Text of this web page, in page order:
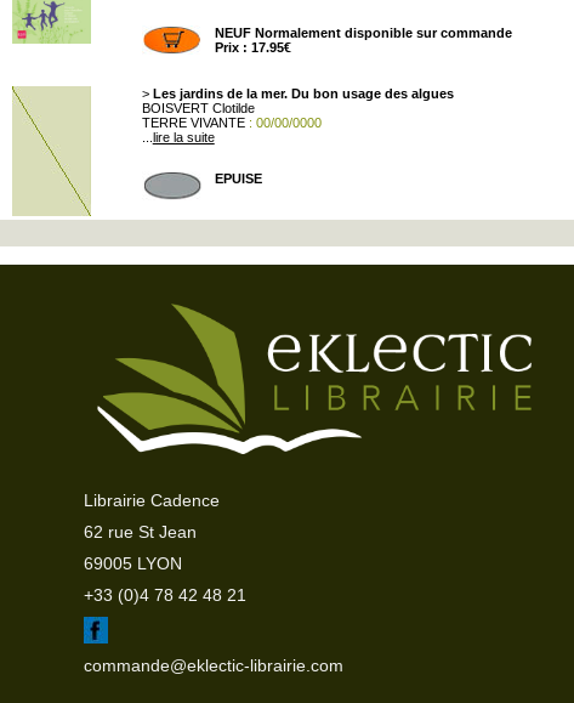
NEUF Normalement disponible sur commande
Prix : 17.95€
> Les jardins de la mer. Du bon usage des algues
BOISVERT Clotilde
TERRE VIVANTE: 00/00/0000
lire la suite
EPUISE
Librairie Cadence
62 rue St Jean
69005 LYON
+33 (0)4 78 42 48 21
commande@eklectic-librairie.com